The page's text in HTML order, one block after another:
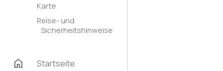
Karte
Reise- und
Sicherheitshinweise
home
Startseite